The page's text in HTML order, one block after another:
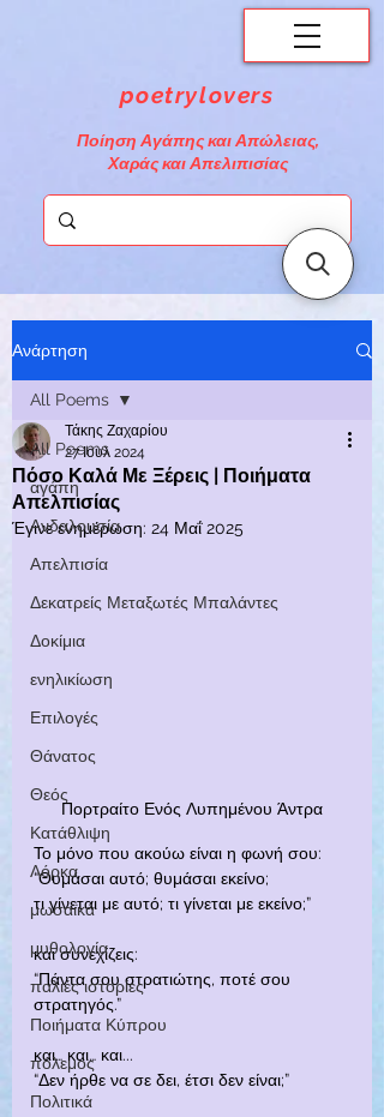
poetrylovers
Ποίηση Αγάπης και Απώλειας,
Χαράς και Απελιπισίας
Ανάρτηση
All Poems
αγάπη
Ανδαλουσία
Απελπισία
Δεκατρείς Μεταξωτές Μπαλάντες
Δοκίμια
ενηλικίωση
Επιλογές
Θάνατος
Θεός
Κατάθλιψη
Λόρκα
μωσαϊκά
μυθολογία
παλιές ιστορίες
Ποιήματα Κύπρου
πόλεμος
Πολιτικά
All Poems
Πόσο Καλά Με Ξέρεις | Ποιήματα
Απελπισίας
Τάκης Ζαχαρίου
27 Ιουλ 2024
Έγινε ενημέρωση: 24 Μαΐ 2025
Πορτραίτο Ενός Λυπημένου Άντρα
Το μόνο που ακούω είναι η φωνή σου:
“Θυμάσαι αυτό; θυμάσαι εκείνο;
τι γίνεται με αυτό; τι γίνεται με εκείνο;”
και συνεχίζεις:
“Πάντα σου στρατιώτης, ποτέ σου
στρατηγός.”
και… και… και...
“Δεν ήρθε να σε δει, έτσι δεν είναι;”